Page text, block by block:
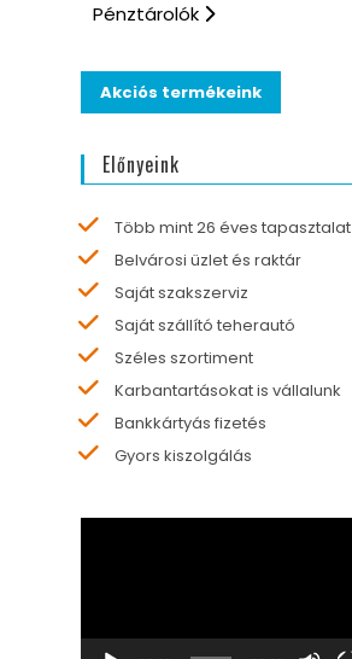
Pénztárolók
Akciós termékeink
Előnyeink
Több mint 26 éves tapasztalat
Belvárosi üzlet és raktár
Saját szakszerviz
Saját szállító teherautó
Széles szortiment
Karbantartásokat is vállalunk
Bankkártyás fizetés
Gyors kiszolgálás